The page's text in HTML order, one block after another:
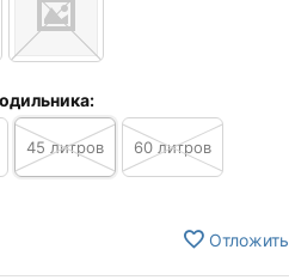
45 литров 60 литров
Отложить